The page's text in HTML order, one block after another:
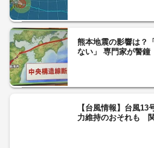
熊本地震の影響は？
ない」 専門家が警鐘
【台風情報】台風
力維持のおそれも